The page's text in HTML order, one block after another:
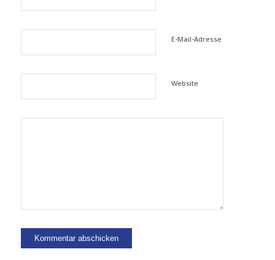
E-Mail-Adresse
Website